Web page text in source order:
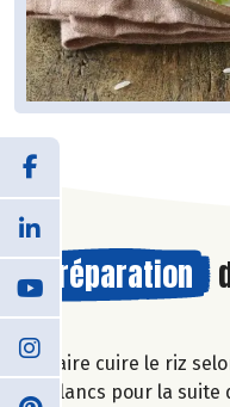
Préparation
Faire cuire le riz
blancs pour la